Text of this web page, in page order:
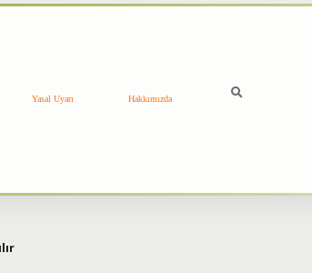
Yasal Uyarı Hakkımızda